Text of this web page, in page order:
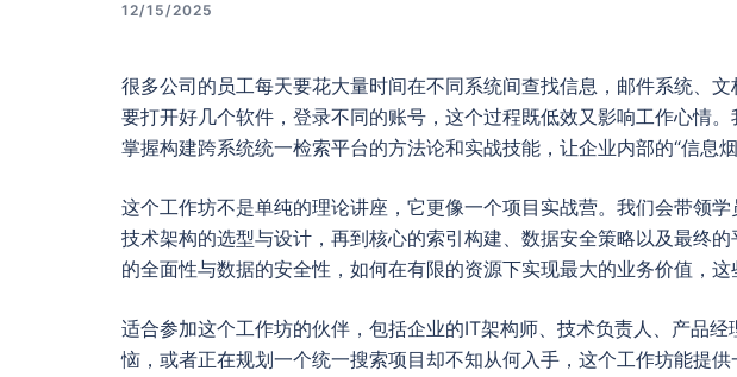
12/15/2025
很多公司的员工每天要花大量时间在不同系统间查找信息，邮件系统、
要打开好几个软件，登录不同的账号，这个过程既低效又影响工作心情
掌握构建跨系统统一检索平台的方法论和实战技能，让企业内部的“信息烟
这个工作坊不是单纯的理论讲座，它更像一个项目实战营。我们会带领
技术架构的选型与设计，再到核心的索引构建、数据安全策略以及最终
的全面性与数据的安全性，如何在有限的资源下实现最大的业务价值，这
适合参加这个工作坊的伙伴，包括企业的IT架构师、技术负责人、产品
恼，或者正在规划一个统一搜索项目却不知从何入手，这个工作坊能提